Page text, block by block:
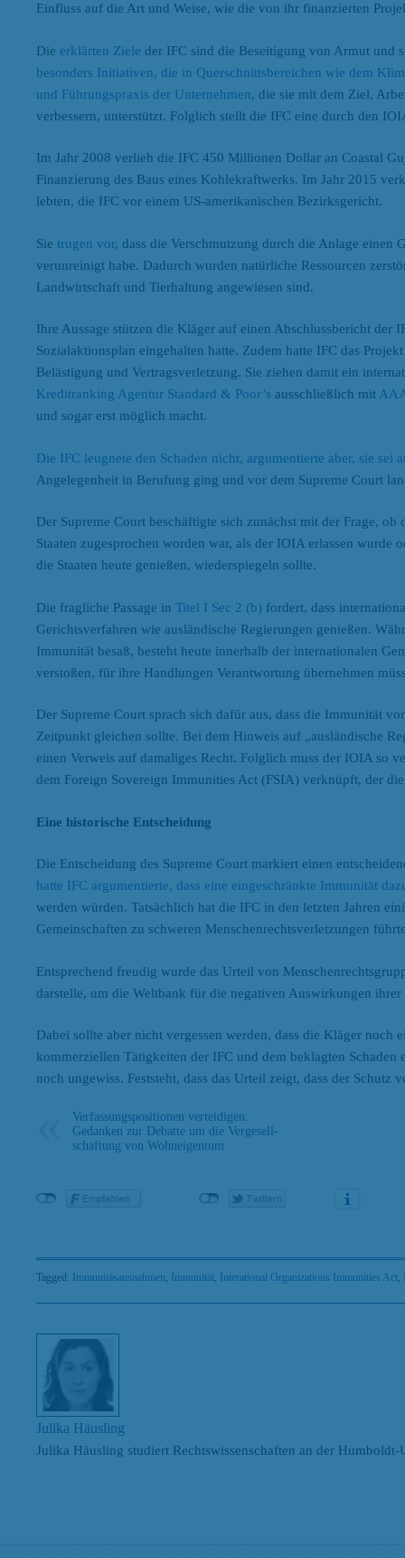
Einfluss auf die Art und Weise, wie die von ihr finanzierten
Die erklärten Ziele der IFC sind die Beseitigung von Armut und
besonders Initiativen, die in Querschnittsbereichen wie dem
und Führungspraxis der Unternehmen, die sie mit dem Ziel,
verbessern, unterstützt. Folglich stellt die IFC eine durch den
Im Jahr 2008 verlieh die IFC 450 Millionen Dollar an Coastal
Finanzierung des Baus eines Kohlekraftwerks. Im Jahr 2015
lebten, die IFC vor einem US-amerikanischen Bezirksgericht.
Sie trugen vor, dass die Verschmutzung durch die Anlage einen
verunreinigt habe. Dadurch wurden natürliche Ressourcen
Landwirtschaft und Tierhaltung angewiesen sind.
Ihre Aussage stützen die Kläger auf einen Abschlussbericht der
Sozialaktionsplan eingehalten hatte. Zudem hatte IFC das
Belästigung und Vertragsverletzung. Sie ziehen damit ein
Kreditranking Agentur Standard & Poor’s ausschließlich mit
und sogar erst möglich macht.
Die IFC leugnete den Schaden nicht, argumentierte aber, sie sei
Angelegenheit in Berufung ging und vor dem Supreme Court
Der Supreme Court beschäftigte sich zunächst mit der Frage,
Staaten zugesprochen worden war, als der IOIA erlassen
die Staaten heute genießen, wiederspiegeln sollte.
Die fragliche Passage in Titel I Sec 2 (b) fordert, dass
Gerichtsverfahren wie ausländische Regierungen genießen.
Immunität besaß, besteht heute innerhalb der internationalen
verstoßen, für ihre Handlungen Verantwortung übernehmen
Der Supreme Court sprach sich dafür aus, dass die Immunität
Zeitpunkt gleichen sollte. Bei dem Hinweis auf „ausländische
einen Verweis auf damaliges Recht. Folglich muss der IOIA so
dem Foreign Sovereign Immunities Act (FSIA) verknüpft, der
Eine historische Entscheidung
Die Entscheidung des Supreme Court markiert einen
hatte IFC argumentierte, dass eine eingeschränkte Immunität
werden würden. Tatsächlich hat die IFC in den letzten Jahren
Gemeinschaften zu schweren Menschenrechtsverletzungen
Entsprechend freudig wurde das Urteil von
darstelle, um die Weltbank für die negativen Auswirkungen
Dabei sollte aber nicht vergessen werden, dass die Kläger noch
kommerziellen Tätigkeiten der IFC und dem beklagten
noch ungewiss. Feststeht, dass das Urteil zeigt, dass der
Verfassungs­positionen verteidigen:
Gedanken zur Debatte um die Vergesell­
schaftung von Wohn­eigentum
Tagged: Immunitäsausnahmen Immunität Interational Organizations Immunities Act
Julika Häusling
Julika Häusling studiert Rechtswissenschaften an der